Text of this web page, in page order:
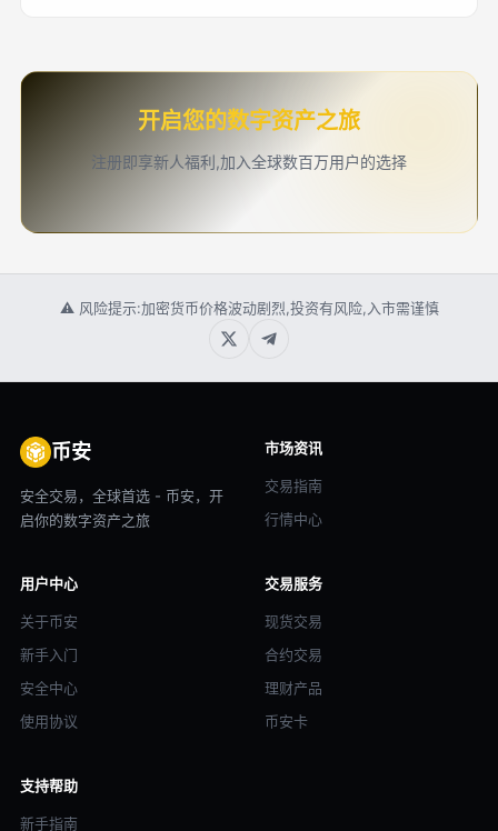
开启您的数字资产之旅
注册即享新人福利,加入全球数百万用户的选择
⚠ 风险提示:加密货币价格波动剧烈,投资有风险,入市需谨慎
币安
安全交易，全球首选 - 币安，开
启你的数字资产之旅
市场资讯
交易指南
行情中心
用户中心
关于币安
新手入门
安全中心
使用协议
交易服务
现货交易
合约交易
理财产品
币安卡
支持帮助
新手指南